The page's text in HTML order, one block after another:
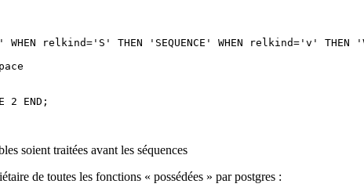
WHEN relkind='S' THEN 'SEQUENCE' WHEN relkind='v'
2 END;
soient traitées avant les séquences
de toutes les fonctions « possédées » par postgres :